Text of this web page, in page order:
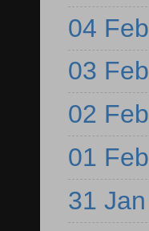
04 Feb
03 Feb
02 Feb
01 Feb
31 Jan